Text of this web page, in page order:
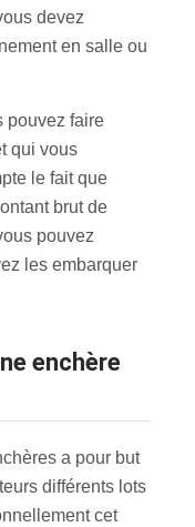
devez
en salle ou
pouvez faire
qui vous
le fait que
brut de
pouvez
les embarquer
a pour but
différents lots
cet